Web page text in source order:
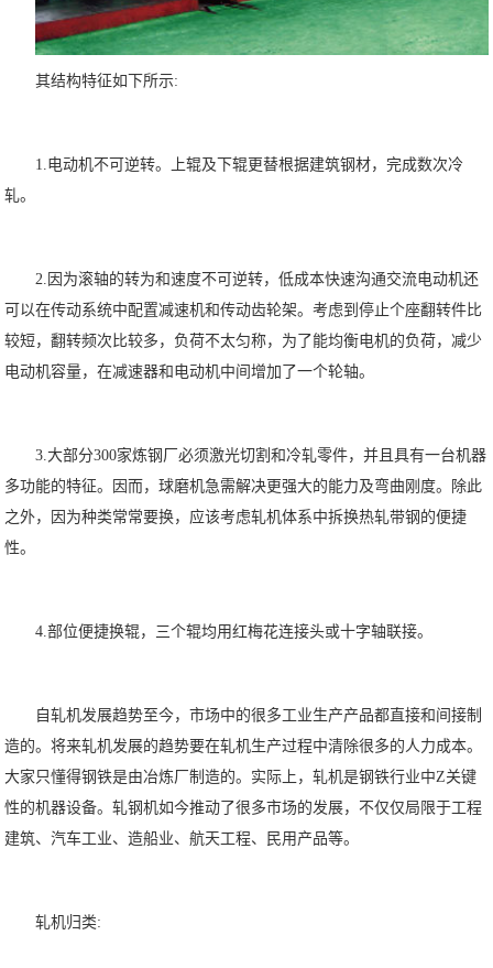
其结构特征如下所示:
1.电动机不可逆转。上辊及下辊更替根据建筑钢材，完成数次冷
轧。
2.因为滚轴的转为和速度不可逆转，低成本快速沟通交流电动机还
可以在传动系统中配置减速机和传动齿轮架。考虑到停止个座翻转件比
较短，翻转频次比较多，负荷不太匀称，为了能均衡电机的负荷，减少
电动机容量，在减速器和电动机中间增加了一个轮轴。
3.大部分300家炼钢厂必须激光切割和冷轧零件，并且具有一台机器
多功能的特征。因而，球磨机急需解决更强大的能力及弯曲刚度。除此
之外，因为种类常常要换，应该考虑轧机体系中拆换热轧带钢的便捷
性。
4.部位便捷换辊，三个辊均用红梅花连接头或十字轴联接。
自轧机发展趋势至今，市场中的很多工业生产产品都直接和间接制
造的。将来轧机发展的趋势要在轧机生产过程中清除很多的人力成本。
大家只懂得钢铁是由冶炼厂制造的。实际上，轧机是钢铁行业中Z关键
性的机器设备。轧钢机如今推动了很多市场的发展，不仅仅局限于工程
建筑、汽车工业、造船业、航天工程、民用产品等。
轧机归类: